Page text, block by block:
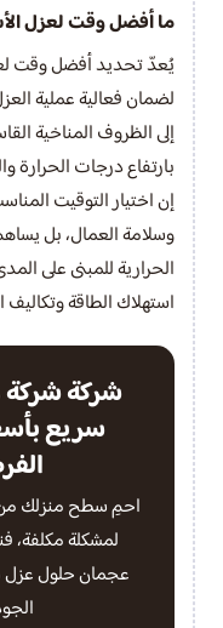
ما أفضل وقت لعزل
يُعدّ تحديد أفضل وقت
لضمان فعالية عملية
إلى الظروف المناخية
بارتفاع درجات الحرارة
إن اختيار التوقيت
وسلامة العمال، بل
الحرارية للمبنى على
استهلاك الطاقة وتكاليف
شركة
سريع
احمِ سطح منزلك من
لمشكلة مكلفة،
عجمان حلول عزل